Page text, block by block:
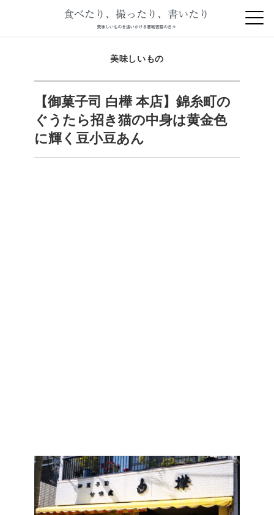
美味しいもの
【御菓子司 白樺 本店】錦糸町の
ぐうたら招き猫の中身は黄金色
に輝く豆小豆あん